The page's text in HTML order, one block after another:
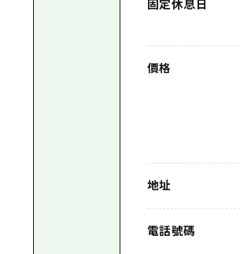
固定休息日
價格
地址
電話號碼